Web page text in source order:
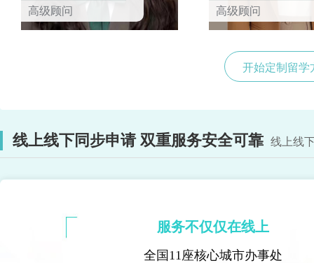
高级顾问 高级顾问
开始定制留学
线上线下同步申请 双重服务安全可靠 线上线
服务不仅仅在线上
全国11座核心城市办事处